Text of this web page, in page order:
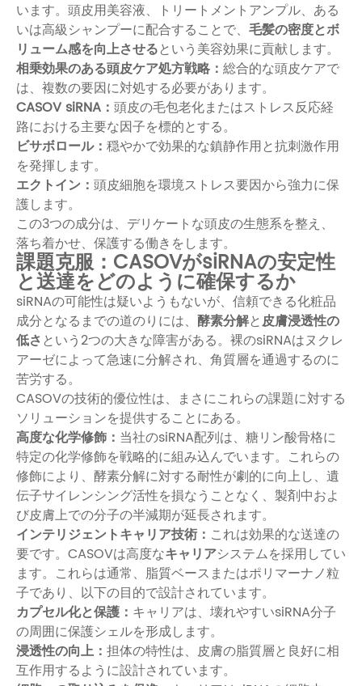
います。頭皮用美容液、トリートメントアンプル、ある
いは高級シャンプーに配合することで、 毛髪の密度とボ
リューム感を向上させるという美容効果に貢献します。
相乗効果のある頭皮ケア処方戦略： 総合的な頭皮ケアで
は、複数の要因に対処する必要があります。
CASOV siRNA： 頭皮の毛包老化またはストレス反応経
路における主要な因子を標的とする。
ビサボロール： 穏やかで効果的な鎮静作用と抗刺激作用
を発揮します。
エクトイン ： 頭皮細胞を環境ストレス要因から強力に保
護します。
この3つの成分は、デリケートな頭皮の生態系を整え、
落ち着かせ、保護する働きをします。
課題克服：CASOVがsiRNAの安定性
と送達をどのように確保するか
siRNAの可能性は疑いようもないが、信頼できる化粧品
成分となるまでの道のりには、 酵素分解と皮膚浸透性の
低さという2つの大きな障害がある。裸のsiRNAはヌクレ
アーゼによって急速に分解され、角質層を通過するのに
苦労する。
CASOVの技術的優位性は、まさにこれらの課題に対する
ソリューションを提供することにある。
高度な化学修飾： 当社のsiRNA配列は、糖リン酸骨格に
特定の化学修飾を戦略的に組み込んでいます。これらの
修飾により、酵素分解に対する耐性が劇的に向上し、遺
伝子サイレンシング活性を損なうことなく、製剤中およ
び皮膚上での分子の半減期が延長されます。
インテリジェントキャリア技術： これは効果的な送達の
要です。CASOVは高度なキャリアシステムを採用してい
ます。これらは通常、脂質ベースまたはポリマーナノ粒
子であり、以下の目的で設計されています。
カプセル化と保護： キャリアは、壊れやすいsiRNA分子
の周囲に保護シェルを形成します。
浸透性の向上： 担体の特性は、皮膚の脂質層と良好に相
互作用するように設計されています。